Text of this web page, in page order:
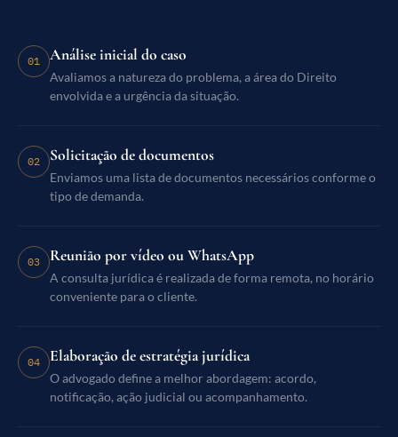
01 Análise inicial do caso
Avaliamos a natureza do problema, a área do Direito
envolvida e a urgência da situação.
02 Solicitação de documentos
Enviamos uma lista de documentos necessários conforme o
tipo de demanda.
03 Reunião por vídeo ou WhatsApp
A consulta jurídica é realizada de forma remota, no horário
conveniente para o cliente.
04 Elaboração de estratégia jurídica
O advogado define a melhor abordagem: acordo,
notificação, ação judicial ou acompanhamento.